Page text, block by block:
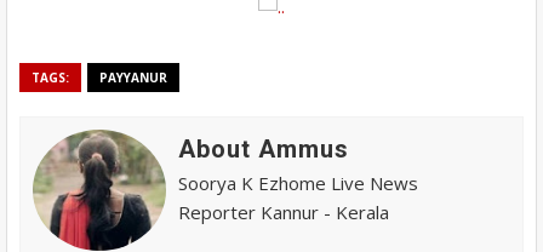
TAGS: PAYYANUR
About Ammus
Soorya K Ezhome Live News
Reporter Kannur - Kerala